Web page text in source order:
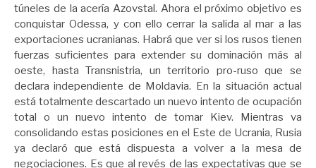
túneles de la acería Azovstal. Ahora el próximo objetivo es
conquistar Odessa, y con ello cerrar la salida al mar a las
exportaciones ucranianas. Habrá que ver si los rusos tienen
fuerzas suficientes para extender su dominación más al
oeste, hasta Transnistria, un territorio pro-ruso que se
declara independiente de Moldavia. En la situación actual
está totalmente descartado un nuevo intento de ocupación
total o un nuevo intento de tomar Kiev. Mientras va
consolidando estas posiciones en el Este de Ucrania, Rusia
ya declaró que está dispuesta a volver a la mesa de
negociaciones. Es que al revés de las expectativas que se